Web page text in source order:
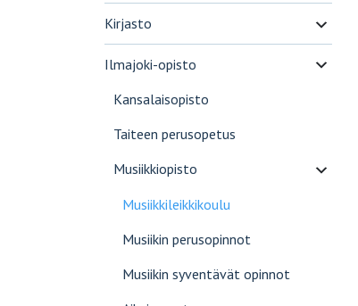
Kirjasto
Ilmajoki-opisto
Kansalaisopisto
Taiteen perusopetus
Musiikkiopisto
Musiikkileikkikoulu
Musiikin perusopinnot
Musiikin syventävät opinnot